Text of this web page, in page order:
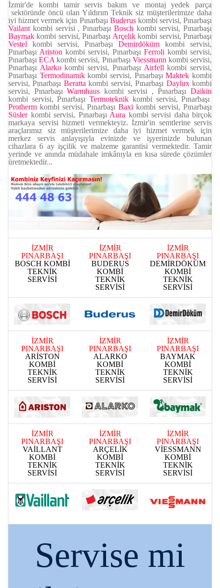
İzmir'de kombi tamir servis bakım ve montaj yedek parça
sektöründe öncü olan Yıldırım Teknik siz müşterilerimize daha
iyi hizmet vermek için Pınarbaşı Buderuskombi servisi, Pınarbaşı
Vailant kombi servisi , Pınarbaşı Bosch kombi servisi, Pınarbaşı
Baymak kombi servisi, Pınarbaşı Arçelikkombi servisi, Pınarbaşı
Vestel kombi servisi, Pınarbaşı Demirdöküm kombi servisi,
Pınarbaşı Ariston kombi servisi, Pınarbaşı Ferroli kombi servisi,
PınarbaşıECA kombi servisi, Pınarbaşı Viessmann kombi servisi,
Pınarbaşı Alarkokombi servisi, Pınarbaşı Airfell kombi servisi,
Pınarbaşı Termodinamikkombi servisi, PınarbaşıMaktek kombi
servisi, Pınarbaşı Beratta kombi servisi, Pınarbaşı Dayluxkombi
servisi, PınarbaşıWarmhaus kombi servisi , PınarbaşıDaikin
kombi servisi, PınarbaşıTermoteknik kombi servisi, Pınarbaşı
Protherm kombi servisi, Pınarbaşı Baxi kombi servisi, Pınarbaşı
Süslerkombi servisi, Pınarbaşı Aura kombi servisi daha birçok
markaya servisi hizmeti vermekteyiz. İzmir'in semtlerine servis
araçlarımız siz müşterilerimize daha iyi hizmet vermek için
merkez servis anlayışıyla evinizde ve işyerinizde bulunan
cihazlara 6 ay işçilik ve malzeme garantisi vermektedir. Tamir
yerinde ve anında müdahale imkânıyla en kısa sürede çözümler
üretmektedir...
İZMİR
PINARBAŞI
BOSCH KOMBİ
TEKNİK
SERVİSİ
İZMİR
PINARBAŞI
BUDERUS
KOMBİ
TEKNİK
SERVİSİ
İZMİR
PINARBAŞI
DEMİRDÖKÜM
KOMBİ
TEKNİK
SERVİSİ
İZMİR
PINARBAŞI
ARİSTON
KOMBİ
TEKNİK
SERVİSİ
İZMİR
PINARBAŞI
ALARKO
KOMBİ
TEKNİK
SERVİSİ
İZMİR
PINARBAŞI
BAYMAK
KOMBİ
TEKNİK
SERVİSİ
İZMİR
PINARBAŞI
VAİLLANT
KOMBİ
TEKNİK
SERVİSİ
İZMİR
PINARBAŞI
ARÇELİK
KOMBİ
TEKNİK
SERVİSİ
İZMİR
PINARBAŞI
VİESSMANN
KOMBİ
TEKNİK
SERVİSİ
Servise mi